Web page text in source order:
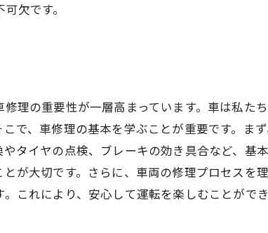
欠です。
理の重要性が一層高まっています。車は私た
で、車修理の基本を学ぶことが重要です。ま
タイヤの点検、ブレーキの効き具合など、基
が大切です。さらに、車両の修理プロセスを
これにより、安心して運転を楽しむことができ